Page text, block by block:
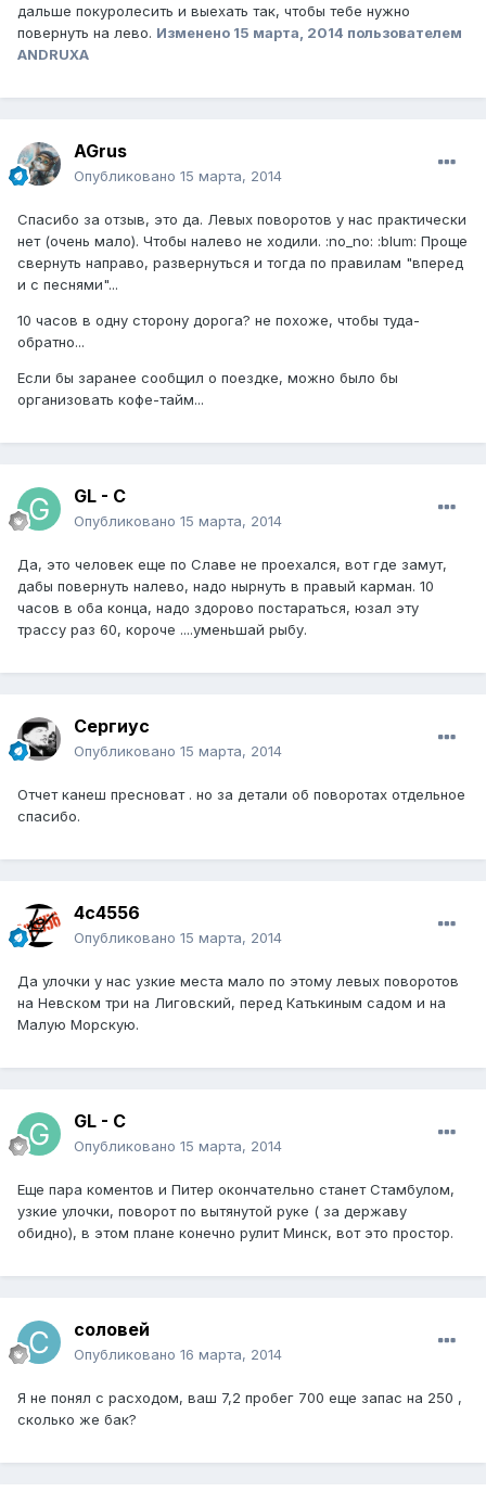
дальше покуролесить и выехать так, чтобы тебе нужно
повернуть на лево. Изменено 15 марта, 2014 пользователем
ANDRUXA
AGrus
Опубликовано 15 марта, 2014
Спасибо за отзыв, это да. Левых поворотов у нас практически
нет (очень мало). Чтобы налево не ходили. :no_no: :blum: Проще
свернуть направо, развернуться и тогда по правилам "вперед
и с песнями"...
10 часов в одну сторону дорога? не похоже, чтобы туда-
обратно...
Если бы заранее сообщил о поездке, можно было бы
организовать кофе-тайм...
GL - C
Опубликовано 15 марта, 2014
Да, это человек еще по Славе не проехался, вот где замут,
дабы повернуть налево, надо нырнуть в правый карман. 10
часов в оба конца, надо здорово постараться, юзал эту
трассу раз 60, короче ....уменьшай рыбу.
Сергиус
Опубликовано 15 марта, 2014
Отчет канеш пресноват . но за детали об поворотах отдельное
спасибо.
4c4556
Опубликовано 15 марта, 2014
Да улочки у нас узкие места мало по этому левых поворотов
на Невском три на Лиговский, перед Катькиным садом и на
Малую Морскую.
GL - C
Опубликовано 15 марта, 2014
Еще пара коментов и Питер окончательно станет Стамбулом,
узкие улочки, поворот по вытянутой руке ( за державу
обидно), в этом плане конечно рулит Минск, вот это простор.
соловей
Опубликовано 16 марта, 2014
Я не понял с раcходом, ваш 7,2 пробег 700 еще запас на 250 ,
сколько же бак?